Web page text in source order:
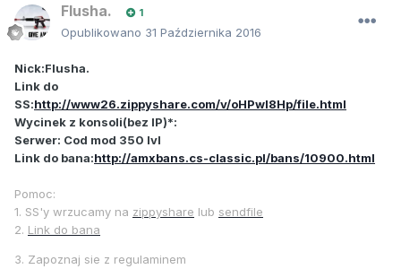
Flusha. 1
Opublikowano 31 Października 2016
Nick:Flusha.
Link do
SS:http://www26.zippyshare.com/v/oHPwl8Hp/file.html
Wycinek z konsoli(bez IP)*:
Serwer: Cod mod 350 lvl
Link do bana:http://amxbans.cs-classic.pl/bans/10900.html
Pomoc:
1. SS'y wrzucamy na zippyshare lub sendfile
2. Link do bana
3. Zapoznaj sie z regulaminem